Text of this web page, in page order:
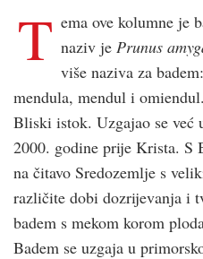
T ema ove kolumne je
naziv je Prunus
više naziva za
mendula, mendul i
Bliski istok. Uzgajao se već
2000. godine prije Krista. S
na čitavo Sredozemlje s
različite dobi dozrijevanja i
badem s mekom korom
Badem se uzgaja u